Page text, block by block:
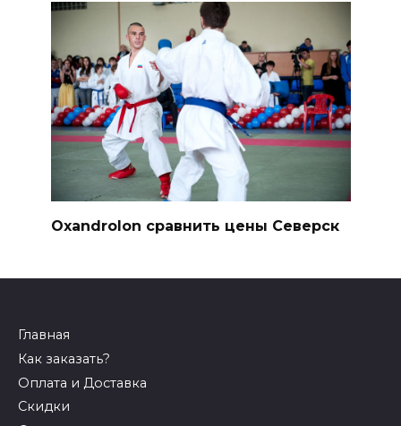
Oxandrolon сравнить цены Северск
Главная
Как заказать?
Оплата и Доставка
Скидки